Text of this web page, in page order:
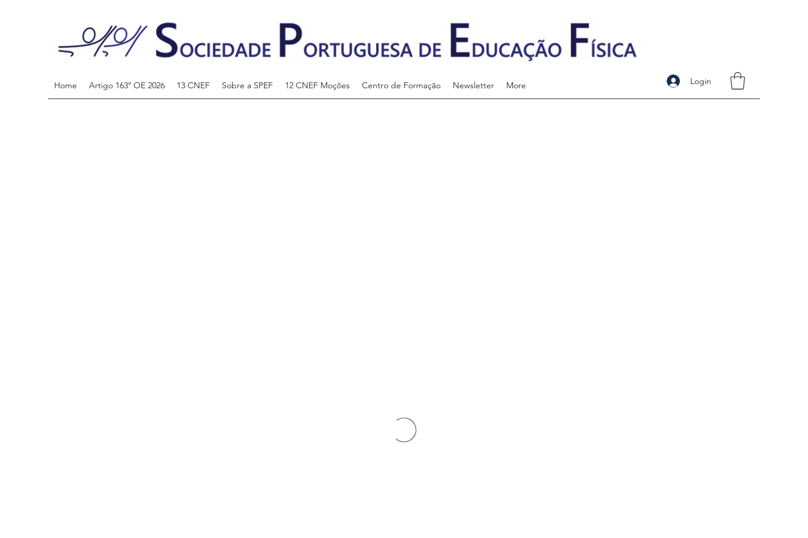
Home Artigo 163º OE 2026 13 CNEF Sobre a SPEF 12 CNEF Moções Centro de Formação Newsletter More Login